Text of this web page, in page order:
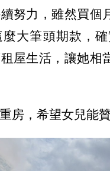
努力，雖然買個
大筆頭期款，
屋生活，讓她相
房，希望女兒能